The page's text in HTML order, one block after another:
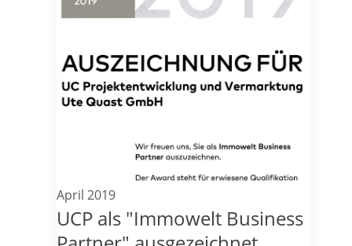
April 2019
UCP als "Immowelt Business